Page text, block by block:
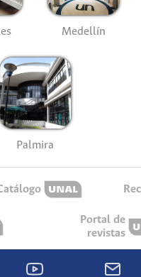
Medellín
Palmira
Portal de
revistas